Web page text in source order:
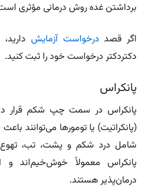
برداشتن غده روش درمانی مؤثری
اگر قصد درخواست آزمایش
دکتردکتر درخواست خود را ثبت کنید.
پانکراس
پانکراس در سمت چپ شکم قرار
(پانکراتیت) یا تومورها می‌توانند
شامل درد شکم و پشت، تب، تهوع
پانکراس معمولاً خوش‌خیم‌اند
درمان‌پذیر هستند.